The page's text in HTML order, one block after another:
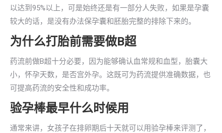
以达到95%以上，可是始终还是有一部分人失败，如果是孕囊
较大的话，是没有办法保孕囊和胚胎完整的排除下来的。
为什么打胎前需要做B超
药流前做B超十分必要，因为能够确认血常规和血型，胎囊大
小，怀孕天数，是否宫外孕。这既可为药流提供准确数据，也
可提高药流的安全性和成功率。
验孕棒最早什么时候用
通常来讲，女孩子在排卵期后十天就可以用验孕棒来评测了，